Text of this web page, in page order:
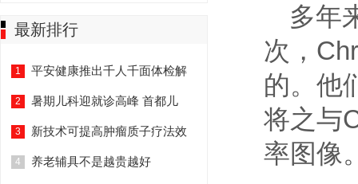
最新排行
1 平安健康推出千人千面体检解
2 暑期儿科迎就诊高峰 首都儿
3 新技术可提高肿瘤质子疗法效
4 养老辅具不是越贵越好
多年
次，
的。他
将之与
率图像